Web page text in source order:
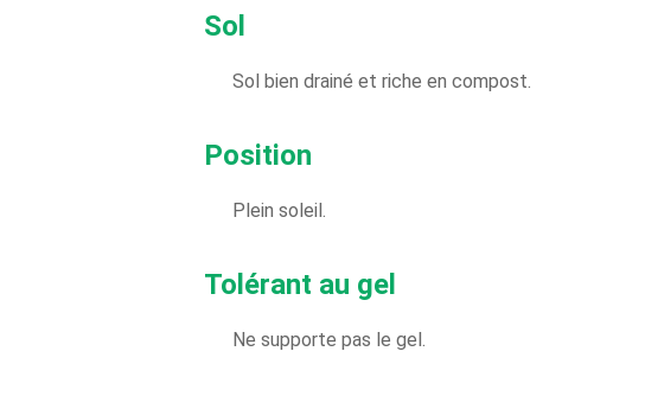
Sol
Sol bien drainé et riche en compost.
Position
Plein soleil.
Tolérant au gel
Ne supporte pas le gel.